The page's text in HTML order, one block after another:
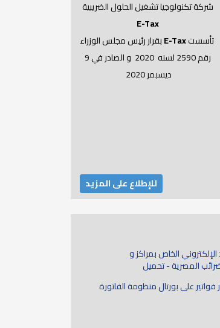
شركة تكنولوجيا تشغيل الحلول الضريبية
E-Tax
تأسستE-Taxبقرار رئيس مجلس الوزراء
رقم 2590 لسنه 2020 و الصادر في 9
ديسبمر 2020
للإطلاع على المزيد
الإلكتروني الخاص بمراكز و
المصرية - تحميل
على بورتال منظومة الفاتورة